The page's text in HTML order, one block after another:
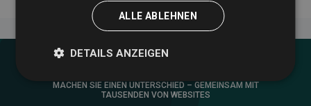
MACHEN SIE EINEN UNTERSCHIED – GEMEINSAM MIT
TAUSENDEN VON WEBSITES
ALLE ABLEHNEN
DETAILS ANZEIGEN